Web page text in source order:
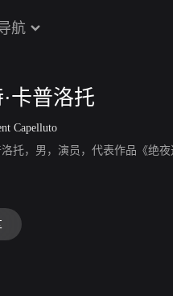
航
卡普洛托
Capelluto
洛托，男，演员，代表作品《绝